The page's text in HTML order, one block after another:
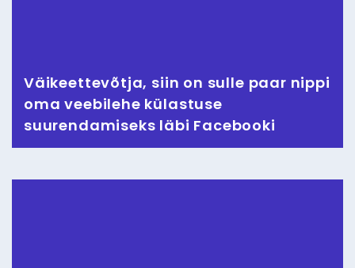
Väikeettevõtja, siin on sulle paar nippi
oma veebilehe külastuse
suurendamiseks läbi Facebooki